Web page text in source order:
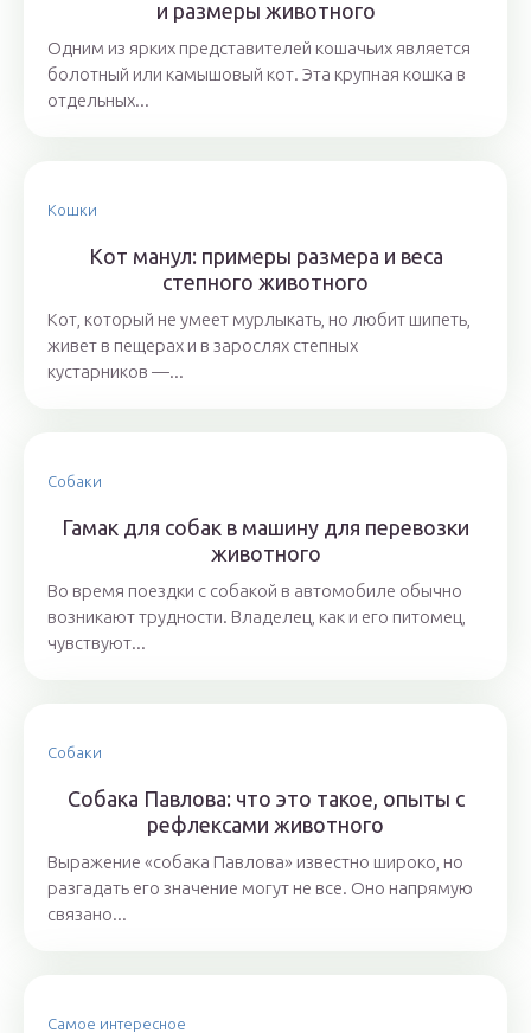
и размеры животного
Одним из ярких представителей кошачьих является
болотный или камышовый кот. Эта крупная кошка в
отдельных...
Кошки
Кот манул: примеры размера и веса
степного животного
Кот, который не умеет мурлыкать, но любит шипеть,
живет в пещерах и в зарослях степных
кустарников —...
Собаки
Гамак для собак в машину для перевозки
животного
Во время поездки с собакой в автомобиле обычно
возникают трудности. Владелец, как и его питомец,
чувствуют...
Собаки
Собака Павлова: что это такое, опыты с
рефлексами животного
Выражение «собака Павлова» известно широко, но
разгадать его значение могут не все. Оно напрямую
связано...
Самое интересное